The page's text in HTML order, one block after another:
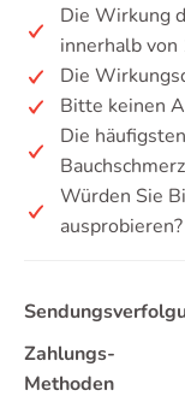
Die Wirkung
innerhalb von
Die
Bitte keinen
Die
Würden Sie
ausprobieren?
Zahlungs-
Methoden